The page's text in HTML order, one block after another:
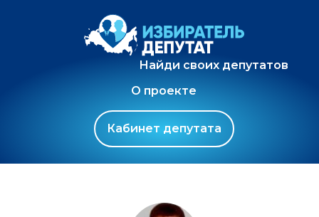
Найди своих депутатов
О проекте
Кабинет депутата